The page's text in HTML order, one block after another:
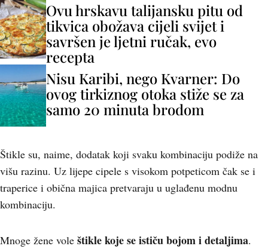
Ovu hrskavu talijansku pitu od
tikvica obožava cijeli svijet i
savršen je ljetni ručak, evo
recepta
Nisu Karibi, nego Kvarner: Do
ovog tirkiznog otoka stiže se za
samo 20 minuta brodom
Štikle su, naime, dodatak koji svaku kombinaciju podiže na
višu razinu. Uz lijepe cipele s visokom potpeticom čak se i
traperice i obična majica pretvaraju u uglađenu modnu
kombinaciju.
Mnoge žene vole štikle koje se ističu bojom i detaljima.